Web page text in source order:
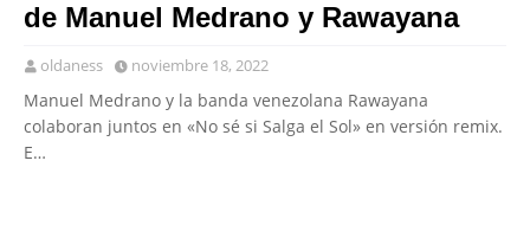
de Manuel Medrano y Rawayana
oldaness noviembre 18, 2022
Manuel Medrano y la banda venezolana Rawayana
colaboran juntos en «No sé si Salga el Sol» en versión remix.
E…